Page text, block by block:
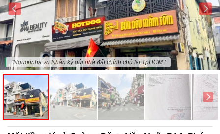
"Nguonnha.vn Nhận ký gửi nhà đất chính chủ tại TpHCM."